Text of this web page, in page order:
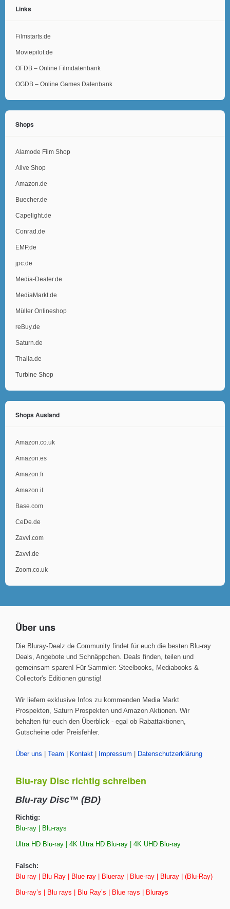
Links
Filmstarts.de
Moviepilot.de
OFDB – Online Filmdatenbank
OGDB – Online Games Datenbank
Shops
Alamode Film Shop
Alive Shop
Amazon.de
Buecher.de
Capelight.de
Conrad.de
EMP.de
jpc.de
Media-Dealer.de
MediaMarkt.de
Müller Onlineshop
reBuy.de
Saturn.de
Thalia.de
Turbine Shop
Shops Ausland
Amazon.co.uk
Amazon.es
Amazon.fr
Amazon.it
Base.com
CeDe.de
Zavvi.com
Zavvi.de
Zoom.co.uk
Über uns
Die Bluray-Dealz.de Community findet für euch die besten Blu-ray
Deals, Angebote und Schnäppchen. Deals finden, teilen und
gemeinsam sparen! Für Sammler: Steelbooks, Mediabooks &
Collector's Editionen günstig!
Wir liefern exklusive Infos zu kommenden Media Markt
Prospekten, Saturn Prospekten und Amazon Aktionen. Wir
behalten für euch den Überblick - egal ob Rabattaktionen,
Gutscheine oder Preisfehler.
Über uns Team Kontakt Impressum Datenschutzerklärung
Blu-ray Disc richtig schreiben
Blu-ray Disc™ (BD)
Richtig:
Blu-ray | Blu-rays
Ultra HD Blu-ray | 4K Ultra HD Blu-ray | 4K UHD Blu-ray
Falsch:
Blu ray | Blu Ray | Blue ray | Blueray | Blue-ray | Bluray | (Blu-Ray)
Blu-ray’s | Blu rays | Blu Ray’s | Blue rays | Blurays